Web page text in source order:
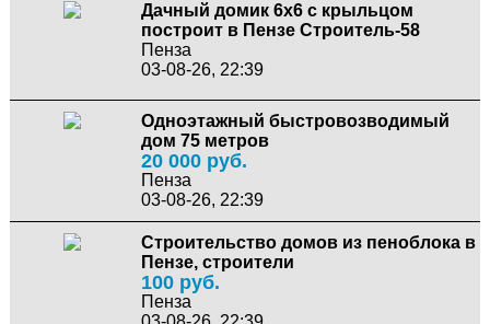
Дачный домик 6х6 с крыльцом
построит в Пензе Строитель-58
Пенза
03-08-26, 22:39
Одноэтажный быстровозводимый
дом 75 метров
20 000 руб.
Пенза
03-08-26, 22:39
Строительство домов из пеноблока в
Пензе, строители
100 руб.
Пенза